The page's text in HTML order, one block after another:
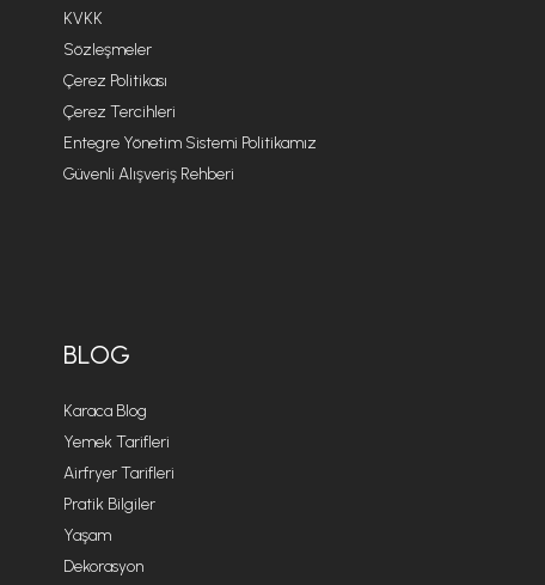
KVKK
Sözleşmeler
Çerez Politikası
Çerez Tercihleri
Entegre Yönetim Sistemi Politikamız
Güvenli Alışveriş Rehberi
BLOG
Karaca Blog
Yemek Tarifleri
Airfryer Tarifleri
Pratik Bilgiler
Yaşam
Dekorasyon